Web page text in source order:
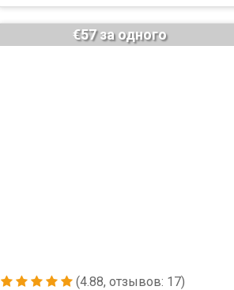
(4.88, отзывов: 17)
€57 за одного